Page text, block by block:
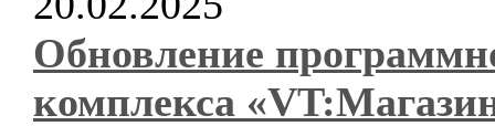
Обновление
комплекса